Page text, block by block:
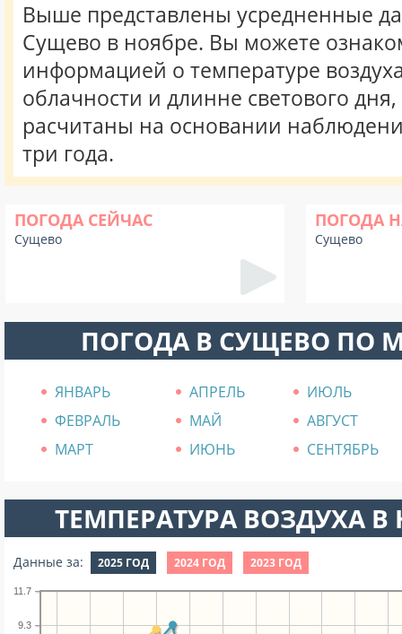
Выше представлены усредненные
Сущево в ноябре. Вы можете
информацией о температуре
облачности и длинне светового
расчитаны на основании
три года.
ПОГОДА СЕЙЧАС
Сущево
ПОГОДА
Сущево
ПОГОДА В СУЩЕВО ПО
ЯНВАРЬ АПРЕЛЬ
ИЮЛЬ
ФЕВРАЛЬ
МАЙ
АВГУСТ
МАРТ
ИЮНЬ СЕНТЯБРЬ
ТЕМПЕРАТУРА ВОЗДУХА В
Данные за: 2025 ГОД 2024 ГОД 2023 ГОД
9.3
11.7